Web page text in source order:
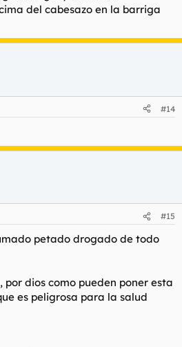
del cabesazo en la barriga
#14
#15
petado drogado de todo
dios como pueden poner esta
es peligrosa para la salud